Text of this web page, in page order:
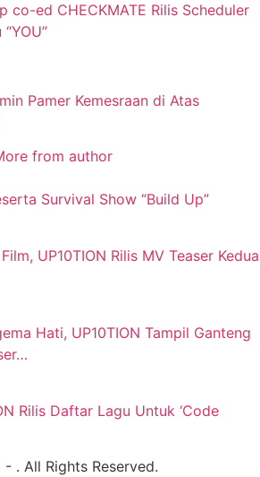
co-ed CHECKMATE Rilis Scheduler
Pamer Kemesraan di Atas
from author
Survival Show “Build Up”
UP10TION Rilis MV Teaser Kedua
Hati, UP10TION Tampil Ganteng
Rilis Daftar Lagu Untuk ‘Code
. All Rights Reserved.